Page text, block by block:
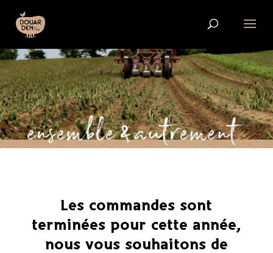
Les commandes sont
terminées pour cette année,
nous vous souhaitons de